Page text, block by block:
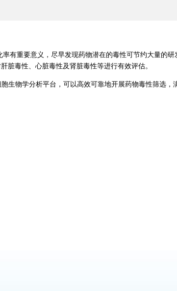
有重要意义，尽早发现药物潜在的毒性可节约大量的研
脏毒性、心脏毒性及肾脏毒性等进行有效评估。
生物学分析平台，可以高效可靠地开展药物毒性筛选，